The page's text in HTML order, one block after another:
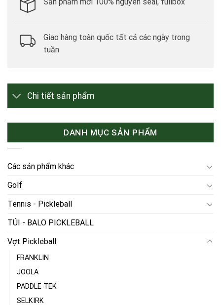
Giao hàng toàn quốc tất cả các ngày trong
tuần
Chi tiết sản phẩm
DANH MỤC SẢN PHẨM
Các sản phẩm khác
Golf
Tennis - Pickleball
TÚI - BALO PICKLEBALL
Vợt Pickleball
FRANKLIN
JOOLA
PADDLE TEK
SELKIRK